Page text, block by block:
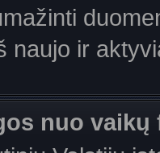
naujo ir
nuo vaikų